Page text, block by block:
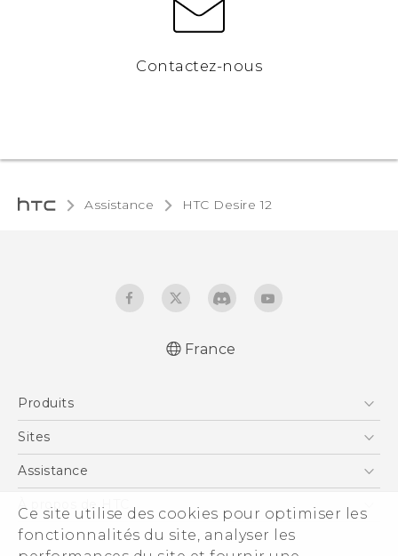
Ce site utilise des cookies pour optimiser les
fonctionnalités du site, analyser les
Contactez-nous
Assistance HTC Desire 12‎
réglementation
Safety and regulatory guide
France
Produits
Smartphones
Vive
Accessoires
Sites
HTC Vive
HTC Pro
Assistance
eCommerce Support
À propos de HTC
ESG